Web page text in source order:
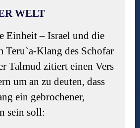
WELT
Einheit – Israel und die
Teru`a-Klang des Schofar
Talmud zitiert einen Vers
um an zu deuten, dass
ein gebrochener,
sein soll: